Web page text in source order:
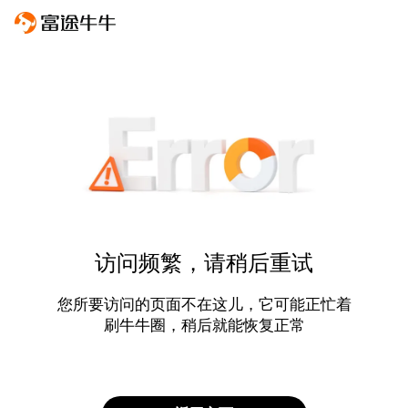
访问频繁，请稍后重试
您所要访问的页面不在这儿，它可能正忙着
刷牛牛圈，稍后就能恢复正常